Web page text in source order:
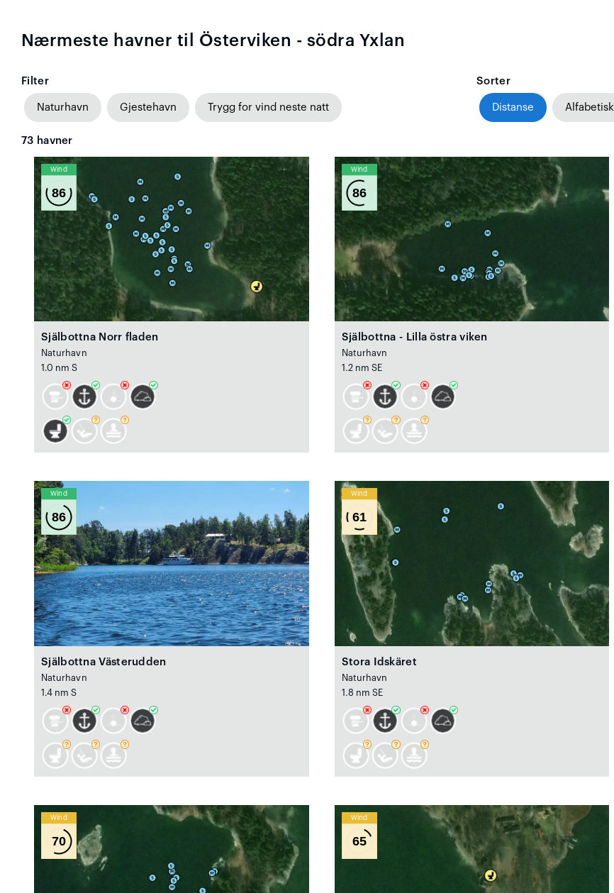
Nærmeste havner til Österviken - södra Yxlan
Filter
Naturhavn Gjestehavn Trygg for vind neste natt
Sorter
Distanse Alfabetisk
73 havner
Wind
86
Själbottna Norr fladen
Naturhavn
1.0 nm S
Wind
86
Själbottna - Lilla östra viken
Naturhavn
1.2 nm SE
Wind
86
Själbottna Västerudden
Naturhavn
1.4 nm S
Wind
61
Stora Idskäret
Naturhavn
1.8 nm SE
Wind
70
Wind
65